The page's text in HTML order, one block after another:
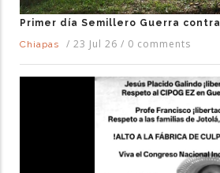
Primer día Semillero Guerra
Chiapas
/ 23 Jul 26 / 0 comments